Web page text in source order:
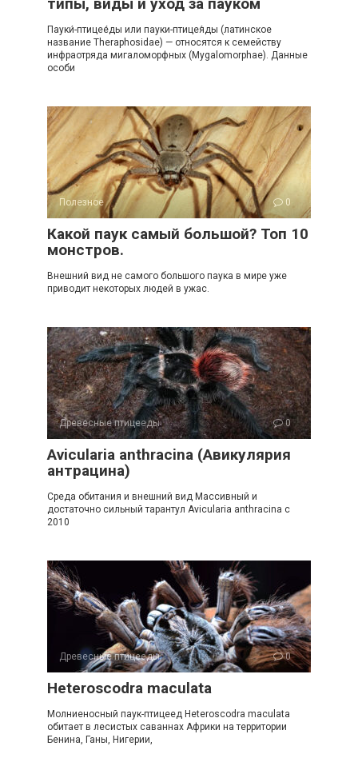
типы, виды и уход за пауком
Пауки́-птицее́ды или пауки-птицея́ды (латинское
название Theraphosidae) — относятся к семейству
инфраотряда мигаломорфных (Mygalomorphae). Данные
особи
Полезное 0
Какой паук самый большой? Топ 10
монстров.
Внешний вид не самого большого паука в мире уже
приводит некоторых людей в ужас.
Древесные птицееды 0
Avicularia anthracina (Авикулярия
антрацина)
Среда обитания и внешний вид Массивный и
достаточно сильный тарантул Avicularia anthracina c
2010
Древесные птицееды 0
Heteroscodra maculata
Молниеносный паук-птицеед Heteroscodra maculata
обитает в лесистых саваннах Африки на территории
Бенина, Ганы, Нигерии,